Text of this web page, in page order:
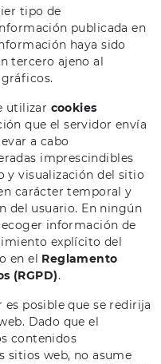
tipo de
publicada en
haya sido
tercero ajeno al
utilizar cookies
que el servidor envía
a cabo
imprescindibles
y visualización del sitio
carácter temporal y
del usuario. En ningún
información de
explícito del
en el Reglamento
(RGPD).
posible que se redirija
Dado que el
contenidos
sitios web, no asume